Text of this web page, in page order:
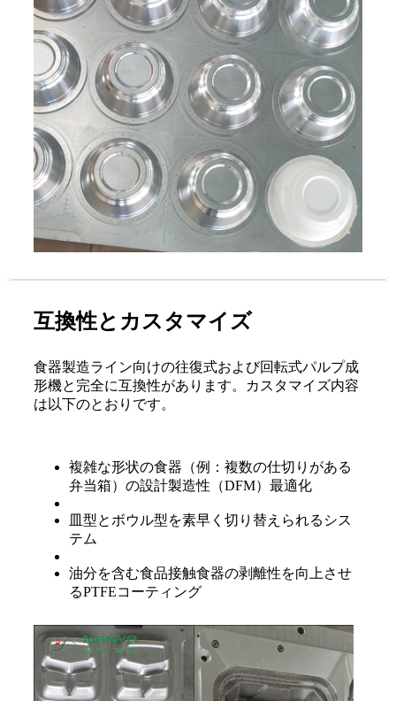
互換性とカスタマイズ
食器製造ライン向けの往復式および回転式パルプ成
形機と完全に互換性があります。カスタマイズ内容
は以下のとおりです。
複雑な形状の食器（例：複数の仕切りがある
弁当箱）の設計製造性（DFM）最適化
皿型とボウル型を素早く切り替えられるシス
テム
油分を含む食品接触食器の剥離性を向上させ
るPTFEコーティング